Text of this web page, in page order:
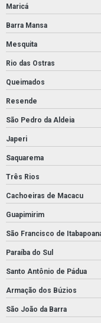
Maricá
Barra Mansa
Mesquita
Rio das Ostras
Queimados
Resende
São Pedro da Aldeia
Japeri
Saquarema
Três Rios
Cachoeiras de Macacu
Guapimirim
São Francisco de
Paraíba do Sul
Santo Antônio de Pádua
Armação dos Búzios
São João da Barra